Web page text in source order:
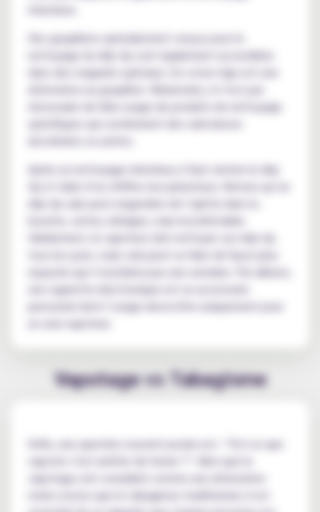
Des goupillons spécialement conçus pour le
nettoyage du drip tip sont également accessibles
dans des magasins spéciaux. Un coton-tige est une
alternative au goupillon. Néanmoins, il n’est pas
nécessaire de faire usage de produits de nettoyage
Après un nettoyage minutieux, il faut sécher le drip
drip tip sale peut engendrer de l’aphte dans la
Idéalement, le vapoteur doit nettoyer son drip tip
une cigarette électronique est un accessoire
personnel dont l’usage devra être uniquement pour
un seul vapoteur.
Vapotage vs Tabagisme
Enfin, une question souvent posée est : "Est-ce que
vapoter c'est arrêter de fumer ?". Bien que le
vapotage soit considéré comme une alternative
moins nocive que le tabagisme traditionnel, il est